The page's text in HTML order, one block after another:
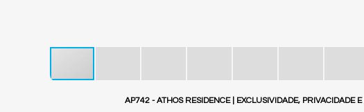
AP742 - ATHOS RESIDENCE | EXCLUSIVIDADE, PRIVACIDADE